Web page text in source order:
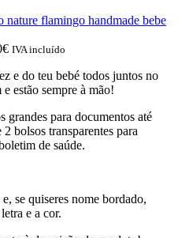
€ IVA incluído
e do teu bebé todos juntos no
estão sempre à mão!
grandes para documentos até
bolsos transparentes para
de saúde.
se quiseres nome bordado,
e a cor.